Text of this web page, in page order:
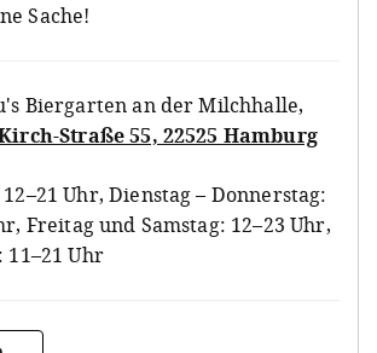
Sache!
Biergarten an der Milchhalle,
Straße 55, 22525 Hamburg
Uhr, Dienstag – Donnerstag:
Freitag und Samstag: 12–23 Uhr,
11–21 Uhr